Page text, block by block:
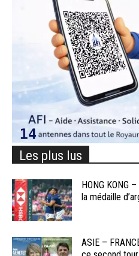
Les plus lus
HONG KONG
la médaille
ASIE –